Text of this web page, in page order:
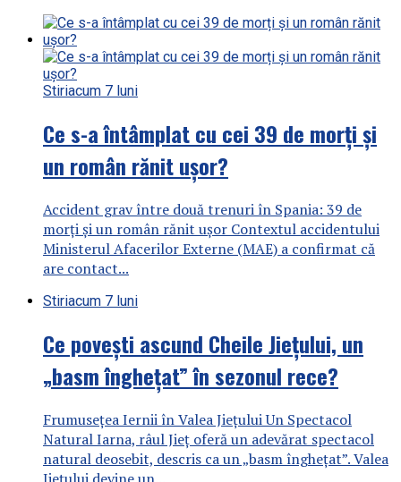
Stiriacum 7 luni
Ce s-a întâmplat cu cei 39 de morți și
un român rănit ușor?
Accident grav între două trenuri în Spania: 39 de
morți și un român rănit ușor Contextul accidentului
Ministerul Afacerilor Externe (MAE) a confirmat că
are contact...
Stiriacum 7 luni
Ce povești ascund Cheile Jiețului, un
„basm înghețat” în sezonul rece?
Frumusețea Iernii în Valea Jiețului Un Spectacol
Natural Iarna, râul Jieț oferă un adevărat spectacol
natural deosebit, descris ca un „basm înghețat”. Valea